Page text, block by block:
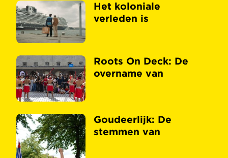
Het koloniale
verleden is
Roots On Deck: De
overname van
Goudeerlijk: De
stemmen van